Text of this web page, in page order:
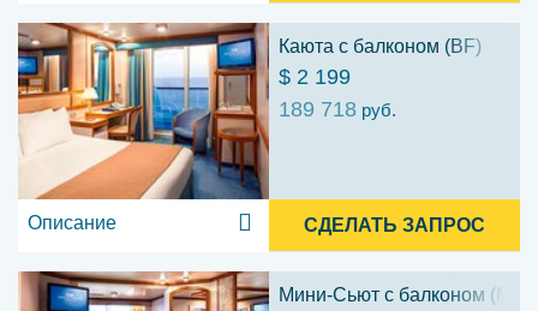
Каюта с балконом (BF)
$ 2 199
189 718 руб.
Описание СДЕЛАТЬ ЗАПРОС
Мини-Сьют с балконом (ME)